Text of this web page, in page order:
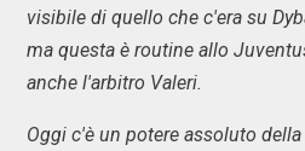
visibile di quello che c'era su
ma questa è routine allo
anche l'arbitro Valeri.
Oggi c'è un potere assoluto